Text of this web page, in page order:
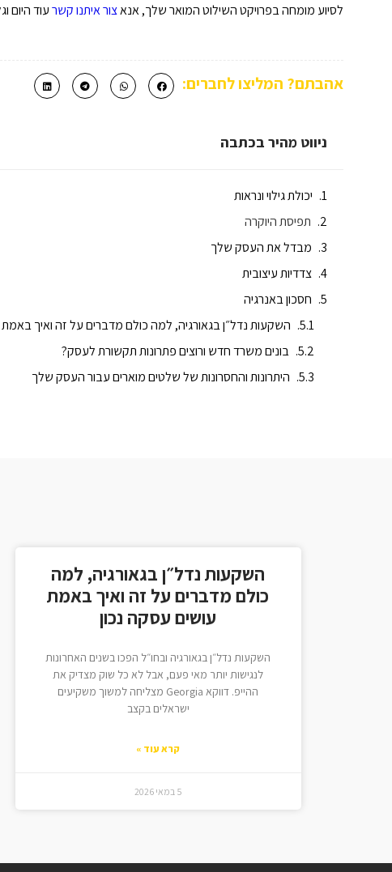
לסיוע מומחה בפרויקט השילוט המואר שלך, אנאצור איתנו קשרעוד היום
אהבתם? המליצו לחברים:
ניווט מהיר בכתבה
יכולת גילוי ונראות
תפיסת היוקרה
מבדל את העסק שלך
צדדיות עיצובית
חסכון באנרגיה
השקעות נדל״ן בגאורגיה, למה כולם מדברים על זה ואיך באמת
בונים משרד חדש ורוצים פתרונות תקשורת לעסק?
היתרונות והחסרונות של שלטים מוארים עבור העסק שלך
השקעות נדל״ן בגאורגיה, למה
כולם מדברים על זה ואיך באמת
עושים עסקה נכון
השקעות נדל״ן בגאורגיה ובחו״ל הפכו בשנים האחרונות
לנגישות יותר מאי פעם, אבל לא כל שוק מצדיק את
ההייפ. דווקא Georgia מצליחה למשוך משקיעים
ישראלים בקצב
קרא עוד »
5 במאי 2026